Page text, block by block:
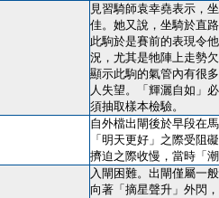
見習騎師袁幸堯表示，
佳。她又說，坐騎於直
此駒於是賽前的表現令
況，尤其是牠陣上走勢
顯示此駒的氣管內有很
人失望。「輝灑自如」
須抽取樣本檢驗。
自外檔出閘後於早段在
「明天更好」之際受阻
擠迫之際收慢，當時「
入閘困難。出閘僅屬一
向著「摘星聲升」外閃